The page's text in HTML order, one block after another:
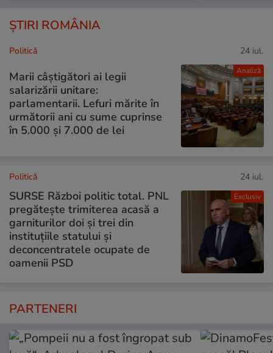
ȘTIRI ROMÂNIA
Analiză
Politică 24 iul.
Marii câștigători ai legii
salarizării unitare:
parlamentarii. Lefuri mărite în
următorii ani cu sume cuprinse
în 5.000 și 7.000 de lei
Exclusiv
Politică 24 iul.
SURSE Război politic total. PNL
pregătește trimiterea acasă a
garniturilor doi și trei din
instituțiile statului și
deconcentratele ocupate de
oamenii PSD
PARTENERI